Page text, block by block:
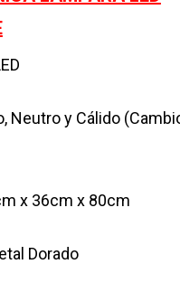
Neutro y Cálido
x 36cm x 80cm
Dorado